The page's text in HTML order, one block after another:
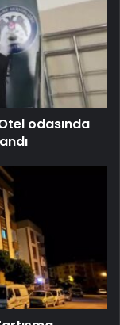
odasında